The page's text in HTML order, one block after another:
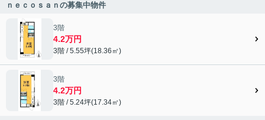
ｎｅｃｏｓａｎの募集中物件
3階
4.2万円
3階 / 5.55坪(18.36㎡)
3階
4.2万円
3階 / 5.24坪(17.34㎡)